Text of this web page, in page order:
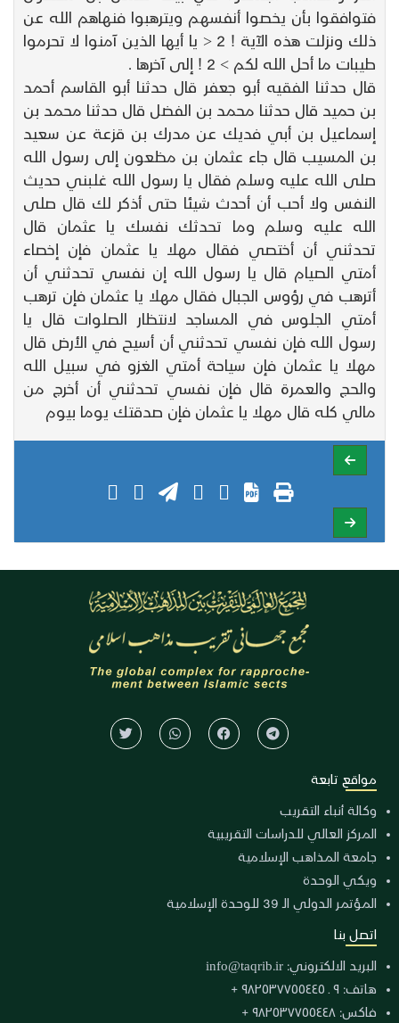
فتوافقوا بأن يخصوا أنفسهم ويترهبوا فنهاهم الله عن
ذلك ونزلت هذه الآية ! 2 < يا أيها الذين آمنوا لا تحرموا
طيبات ما أحل الله لكم > 2 ! إلى آخرها .
قال حدثنا الفقيه أبو جعفر قال حدثنا أبو القاسم أحمد
بن حميد قال حدثنا محمد بن الفضل قال حدثنا محمد بن
إسماعيل بن أبي فديك عن مدرك بن قزعة عن سعيد
بن المسيب قال جاء عثمان بن مظعون إلى رسول الله
صلى الله عليه وسلم فقال يا رسول الله غلبني حديث
النفس ولا أحب أن أحدث شيئا حتى أذكر لك قال صلى
الله عليه وسلم وما تحدثك نفسك يا عثمان قال
تحدثني أن أختصي فقال مهلا يا عثمان فإن إخصاء
أمتي الصيام قال يا رسول الله إن نفسي تحدثني أن
أترهب في رؤوس الجبال فقال مهلا يا عثمان فإن ترهب
أمتي الجلوس في المساجد لانتظار الصلوات قال يا
رسول الله فإن نفسي تحدثني أن أسيح في الأرض قال
مهلا يا عثمان فإن سياحة أمتي الغزو في سبيل الله
والحج والعمرة قال فإن نفسي تحدثني أن أخرج من
مالي كله قال مهلا يا عثمان فإن صدقتك يوما بيوم
مواقع تابعة
وكالة أنباء التقريب
المركز العالي للدراسات التقريبية
جامعة المذاهب الإسلامية
ويكي الوحدة
المؤتمر الدولي الـ 39 للوحدة الإسلامية
اتصل بنا
البريد الالكتروني: info@taqrib.ir
هاتف: ٩ ـ ٩٨٢٥٣٧٧٥٥٤٤٥ +
فاكس: ٩٨٢٥٣٧٧٥٥٤٤٨ +